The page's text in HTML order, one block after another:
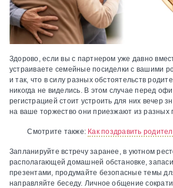
Здорово, если вы с партнером уже давно
устраиваете семейные посиделки с вашими
и так, что в силу разных обстоятельств
никогда не виделись. В этом случае перед
регистрацией стоит устроить для них вечер
на ваше торжество они приезжают из разных
Смотрите также: Как поздравить
Запланируйте встречу заранее, в уютном
располагающей домашней обстановке,
презентами, продумайте безопасные темы
направляйте беседу. Личное общение